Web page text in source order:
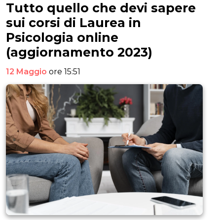
Tutto quello che devi sapere
sui corsi di Laurea in
Psicologia online
(aggiornamento 2023)
12 Maggio ore 15:51